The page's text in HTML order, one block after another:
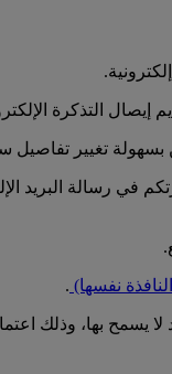
التذكرة
بسهولة تغيير
رسالة البريد
نفسها) .
يسمح بها، وذلك